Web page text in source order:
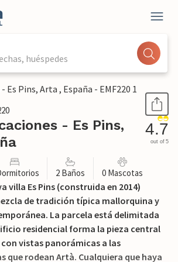
huéspedes
- Es Pins,
4.7
out of 5
2 Baños 0 Mascotas
villa Es Pins (construida en 2014)
de tradición típica mallorquina y
La parcela está delimitada
residencial forma la pieza central
vistas panorámicas a las
que rodean Artà. Cualquiera que haya